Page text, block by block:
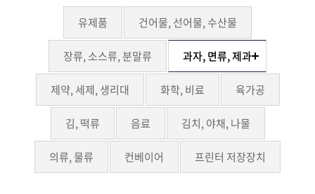
유제품 건어물, 선어물, 수산물
장류, 소스류, 분말류 과자, 면류, 제과
제약, 세제, 생리대 화학, 비료 육가공
김, 떡류 음료 김치, 야채, 나물
의류, 물류 컨베이어 프린터 저장장치